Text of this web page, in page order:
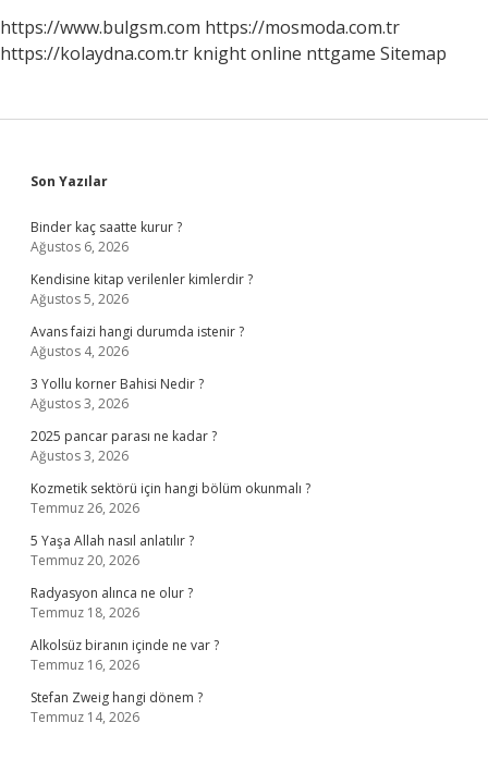
https://www.bulgsm.com https://mosmoda.com.tr
https://kolaydna.com.tr knight online nttgame Sitemap
Sidebar
Son Yazılar
Binder kaç saatte kurur ?
Ağustos 6, 2026
Kendisine kitap verilenler kimlerdir ?
Ağustos 5, 2026
Avans faizi hangi durumda istenir ?
Ağustos 4, 2026
3 Yollu korner Bahisi Nedir ?
Ağustos 3, 2026
2025 pancar parası ne kadar ?
Ağustos 3, 2026
Kozmetik sektörü için hangi bölüm okunmalı ?
Temmuz 26, 2026
5 Yaşa Allah nasıl anlatılır ?
Temmuz 20, 2026
Radyasyon alınca ne olur ?
Temmuz 18, 2026
Alkolsüz biranın içinde ne var ?
Temmuz 16, 2026
Stefan Zweig hangi dönem ?
Temmuz 14, 2026